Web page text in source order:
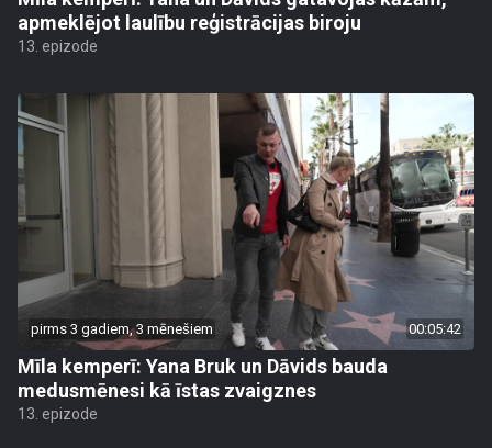
apmeklējot laulību reģistrācijas biroju
13. epizode
pirms 3 gadiem, 3 mēnešiem 00:05:42
Mīla kemperī: Yana Bruk un Dāvids bauda
medusmēnesi kā īstas zvaigznes
13. epizode